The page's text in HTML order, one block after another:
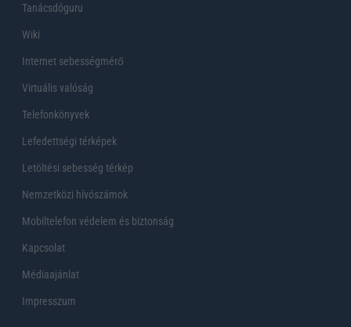
Tanácsdóguru
Wiki
Internet sebességmérő
Virtuális valóság
Telefonkönyvek
Lefedettségi térképek
Letöltési sebesség térkép
Nemzetközi hívószámok
Mobiltelefon védelem és biztonság
Kapcsolat
Médiaajánlat
Impresszum